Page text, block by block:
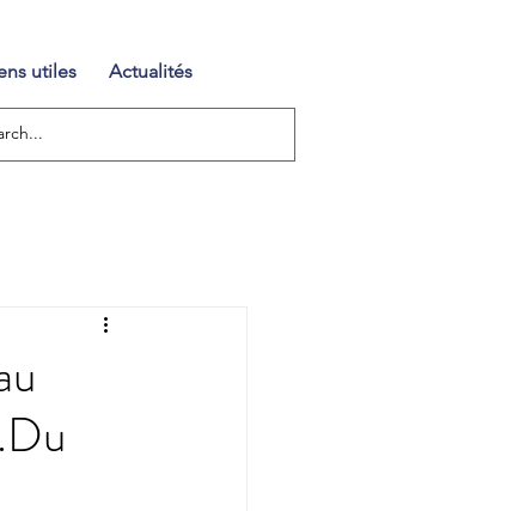
utiles Actualités